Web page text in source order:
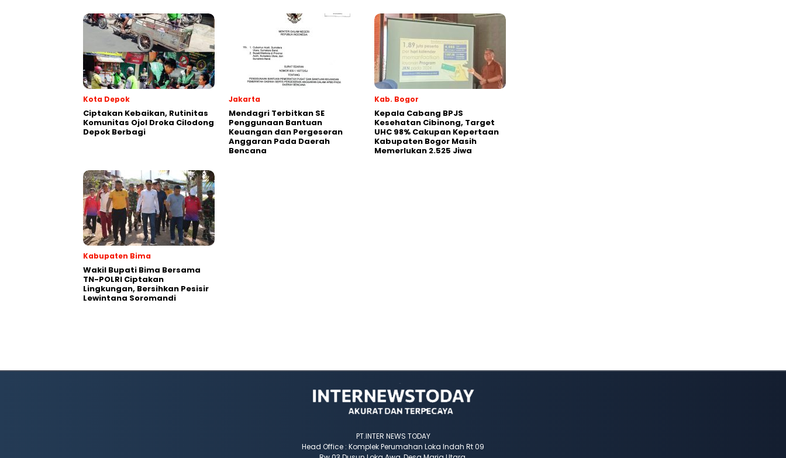
Kota Depok
Ciptakan Kebaikan, Rutinitas
Komunitas Ojol Droka Cilodong
Depok Berbagi
Jakarta
Mendagri Terbitkan SE
Penggunaan Bantuan
Keuangan dan Pergeseran
Anggaran Pada Daerah
Bencana
Kab. Bogor
Kepala Cabang BPJS
Kesehatan Cibinong, Target
UHC 98% Cakupan Kepertaan
Kabupaten Bogor Masih
Memerlukan 2.525 Jiwa
Kabupaten Bima
Wakil Bupati Bima Bersama
TN-POLRI Ciptakan
Lingkungan, Bersihkan Pesisir
Lewintana Soromandi
PT.INTER NEWS TODAY
Head Office : Komplek Perumahan Loka Indah Rt 09